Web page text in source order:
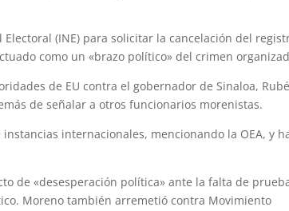
(INE) para solicitar la cancelación del
como un «brazo político» del crimen
de EU contra el gobernador de Sinaloa,
de señalar a otros funcionarios morenistas.
internacionales, mencionando la OEA, y
de «desesperación política» ante la falta de
Moreno también arremetió contra Movimiento